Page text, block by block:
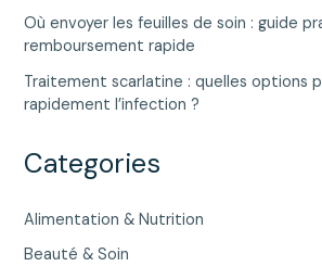
Où envoyer les feuilles de soin : guide
remboursement rapide
Traitement scarlatine : quelles options
rapidement l’infection ?
Categories
Alimentation & Nutrition
Beauté & Soin